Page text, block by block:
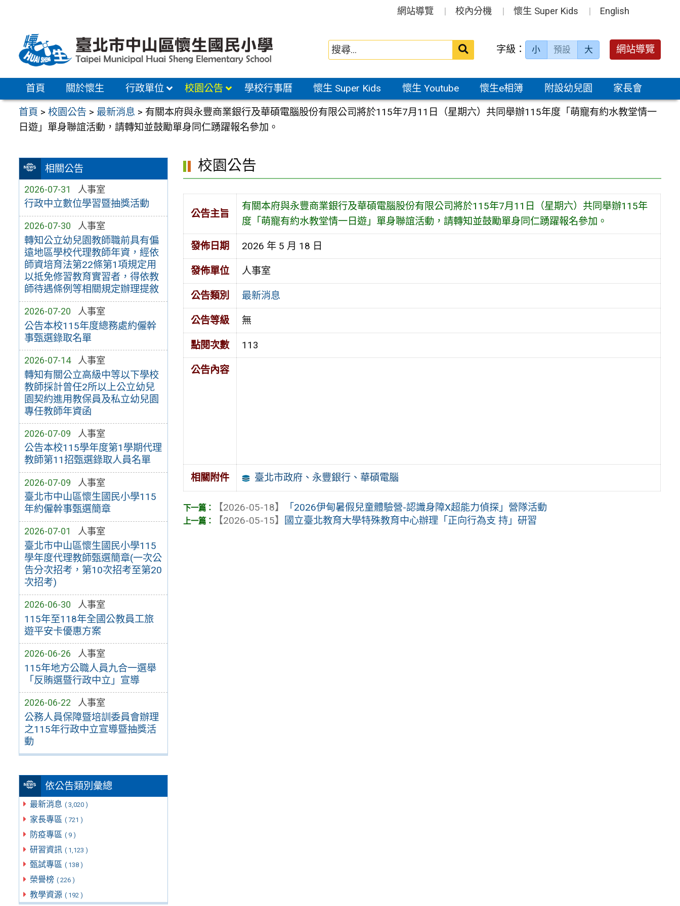
區
網站導覽 校內分機 懷生 Super Kids English
送出 字級： 小 預設 大 網站導覽
首頁 關於懷生 行政單位 校園公告 學校行事曆 懷生 Super Kids 懷生 Youtube 懷生e相簿 附設幼兒園 家長會
首頁 >校園公告 > 最新消息 > 有關本府與永豐商業銀行及華碩電腦股份有限公司將於115年7月11日（星期六）共同舉辦115年度「萌寵有約水教堂情一
日遊」單身聯誼活動，請轉知並鼓勵單身同仁踴躍報名參加。
相關公告
2026-07-31 人事室
行政中立數位學習暨抽獎活動
2026-07-30 人事室
轉知公立幼兒園教師職前具有偏
遠地區學校代理教師年資，經依
師資培育法第22條第1項規定用
以抵免修習教育實習者，得依教
師待遇條例等相關規定辦理提敘
2026-07-20 人事室
公告本校115年度總務處約僱幹
事甄選錄取名單
2026-07-14 人事室
轉知有關公立高級中等以下學校
教師採計曾任2所以上公立幼兒
園契約進用教保員及私立幼兒園
專任教師年資函
2026-07-09 人事室
公告本校115學年度第1學期代理
教師第11招甄選錄取人員名單
2026-07-09 人事室
臺北市中山區懷生國民小學115
年約僱幹事甄選簡章
2026-07-01 人事室
臺北市中山區懷生國民小學115
學年度代理教師甄選簡章(一次公
告分次招考，第10次招考至第20
次招考)
2026-06-30 人事室
115年至118年全國公教員工旅
遊平安卡優惠方案
2026-06-26 人事室
115年地方公職人員九合一選舉
「反賄選暨行政中立」宣導
2026-06-22 人事室
公務人員保障暨培訓委員會辦理
之115年行政中立宣導暨抽獎活
動
依公告類別彙總
最新消息 ( 3,020 )
家長專區 ( 721 )
防疫專區 ( 9 )
研習資訊 ( 1,123 )
甄試專區 ( 138 )
榮譽榜 ( 226 )
教學資源 ( 192 )
校園公告
公告主旨
有關本府與永豐商業銀行及華碩電腦股份有限公司將於115年7月11日（星期六）共同舉辦115年
度「萌寵有約水教堂情一日遊」單身聯誼活動，請轉知並鼓勵單身同仁踴躍報名參加。
發佈日期 2026 年 5 月 18 日
發佈單位 人事室
公告類別 最新消息
公告等級 無
點閱次數 113
公告內容
相關附件 臺北市政府、永豐銀行、華碩電腦
【2026-05-18】
「2026伊甸暑假兒童體驗營-認識身障X超能力偵探」營隊活動
【2026-05-15】
國立臺北教育大學特殊教育中心辦理「正向行為支 持」研習